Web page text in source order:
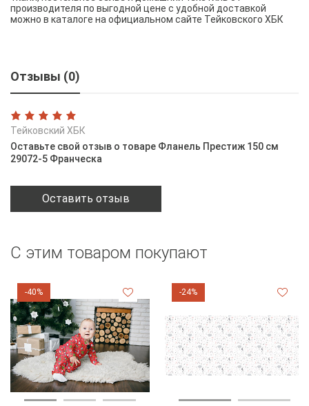
производителя по выгодной цене с удобной доставкой
можно в каталоге на официальном сайте Тейковского ХБК
Отзывы (0)
Тейковский ХБК
Оставьте свой отзыв о товаре Фланель Престиж 150 см
29072-5 Франческа
Оставить отзыв
С этим товаром покупают
-40% -24%